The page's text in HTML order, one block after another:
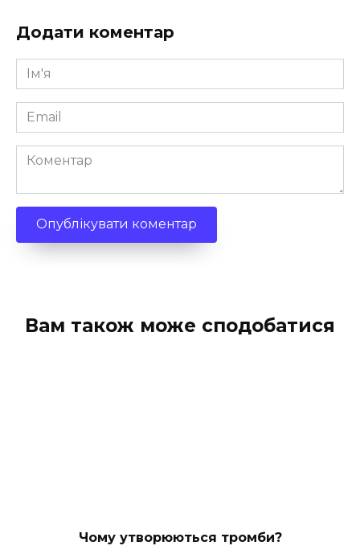
Додати коментар
Ім'я
*
Email
*
Коментар
Вам також може сподобатися
Чому утворюються тромби?